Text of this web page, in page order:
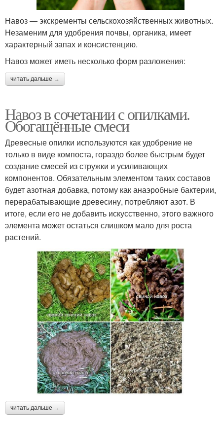
Навоз — экскременты сельскохозяйственных животных.
Незаменим для удобрения почвы, органика, имеет
характерный запах и консистенцию.
Навоз может иметь несколько форм разложения:
читать дальше →
Навоз в сочетании с опилками.
Обогащённые смеси
Древесные опилки используются как удобрение не
только в виде компоста, гораздо более быстрым будет
создание смесей из стружки и усиливающих
компонентов. Обязательным элементом таких составов
будет азотная добавка, потому как анаэробные бактерии,
перерабатывающие древесину, потребляют азот. В
итоге, если его не добавить искусственно, этого важного
элемента может остаться слишком мало для роста
растений.
читать дальше →